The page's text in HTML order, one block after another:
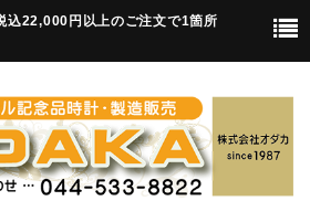
込22,000円以上のご注文で1箇所